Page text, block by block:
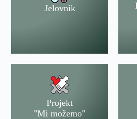
Jelovnik
Projekt
"Mi možemo"